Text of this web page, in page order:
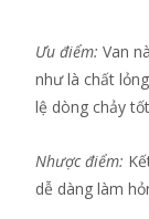
Ưu điểm: Van
như là chất
lệ dòng chảy tốt
Nhược điểm:
dễ dàng làm